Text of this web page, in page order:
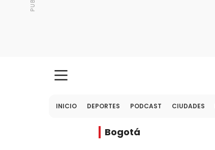
INICIO DEPORTES PODCAST CIUDADES
Bogotá